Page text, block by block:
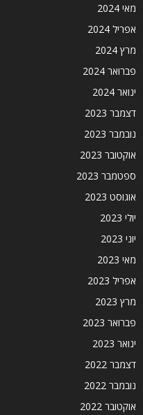
מאי 2024
אפריל 2024
מרץ 2024
פברואר 2024
ינואר 2024
דצמבר 2023
נובמבר 2023
אוקטובר 2023
ספטמבר 2023
אוגוסט 2023
יולי 2023
יוני 2023
מאי 2023
אפריל 2023
מרץ 2023
פברואר 2023
ינואר 2023
דצמבר 2022
נובמבר 2022
אוקטובר 2022